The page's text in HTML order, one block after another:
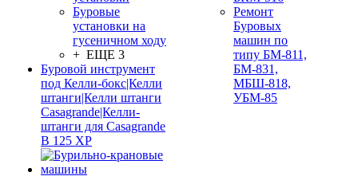
Буровые
установки на
гусеничном ходу
+ ЕЩЕ 3
Буровой инструмент
под Келли-бокс|Келли
штанги|Келли штанги
Casagrande|Келли-
штанги для Casagrande
B 125 XP
Ремонт
Буровых
машин по
типу БМ-811,
БМ-831,
МБШ-818,
УБМ-85